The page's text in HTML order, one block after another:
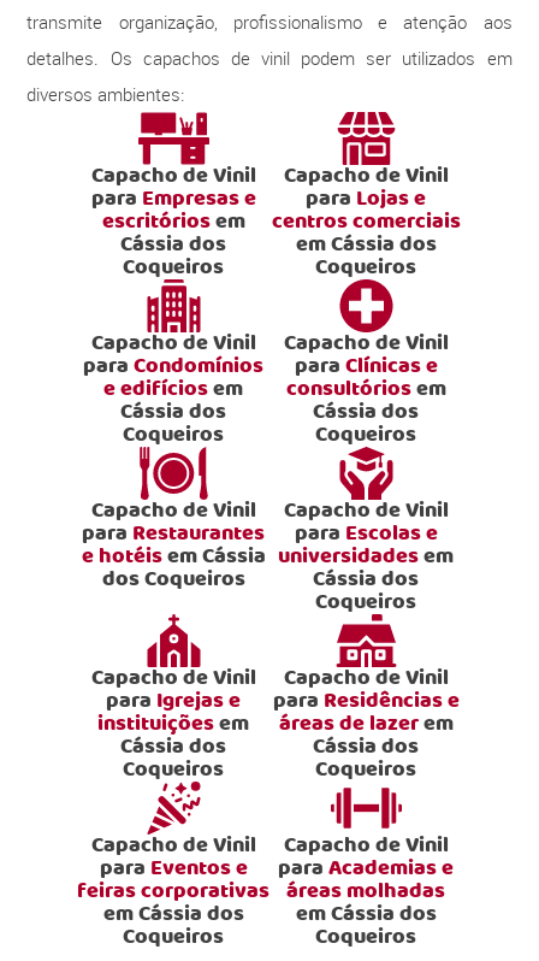
transmite organização, profissionalismo e atenção aos
detalhes. Os capachos de vinil podem ser utilizados em
diversos ambientes:
Capacho de Vinil
para Empresas e
escritóriosem
Cássia dos
Coqueiros
Capacho de Vinil
para Lojas e
centros comerciais
em Cássia dos
Coqueiros
Capacho de Vinil
paraCondomínios
e edifíciosem
Cássia dos
Coqueiros
Capacho de Vinil
paraClínicas e
consultóriosem
Cássia dos
Coqueiros
Capacho de Vinil
para Restaurantes
e hotéisem Cássia
dos Coqueiros
Capacho de Vinil
para Escolas e
universidadesem
Cássia dos
Coqueiros
Capacho de Vinil
para Igrejas e
instituiçõesem
Cássia dos
Coqueiros
Capacho de Vinil
para Residências e
áreas de lazerem
Cássia dos
Coqueiros
Capacho de Vinil
para Eventos e
feiras corporativas
em Cássia dos
Coqueiros
Capacho de Vinil
paraAcademias e
áreas molhadas
em Cássia dos
Coqueiros